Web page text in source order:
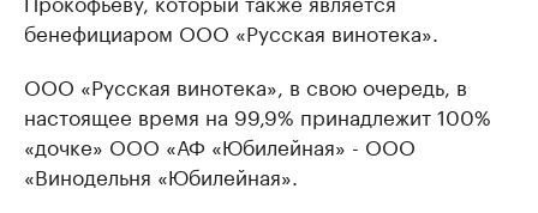
бенефициаром ООО «Русская винотека».
ООО «Русская винотека», в свою очередь, в
настоящее время на 99,9% принадлежит 100%
«дочке» ООО «АФ «Юбилейная» - ООО
«Винодельня «Юбилейная».